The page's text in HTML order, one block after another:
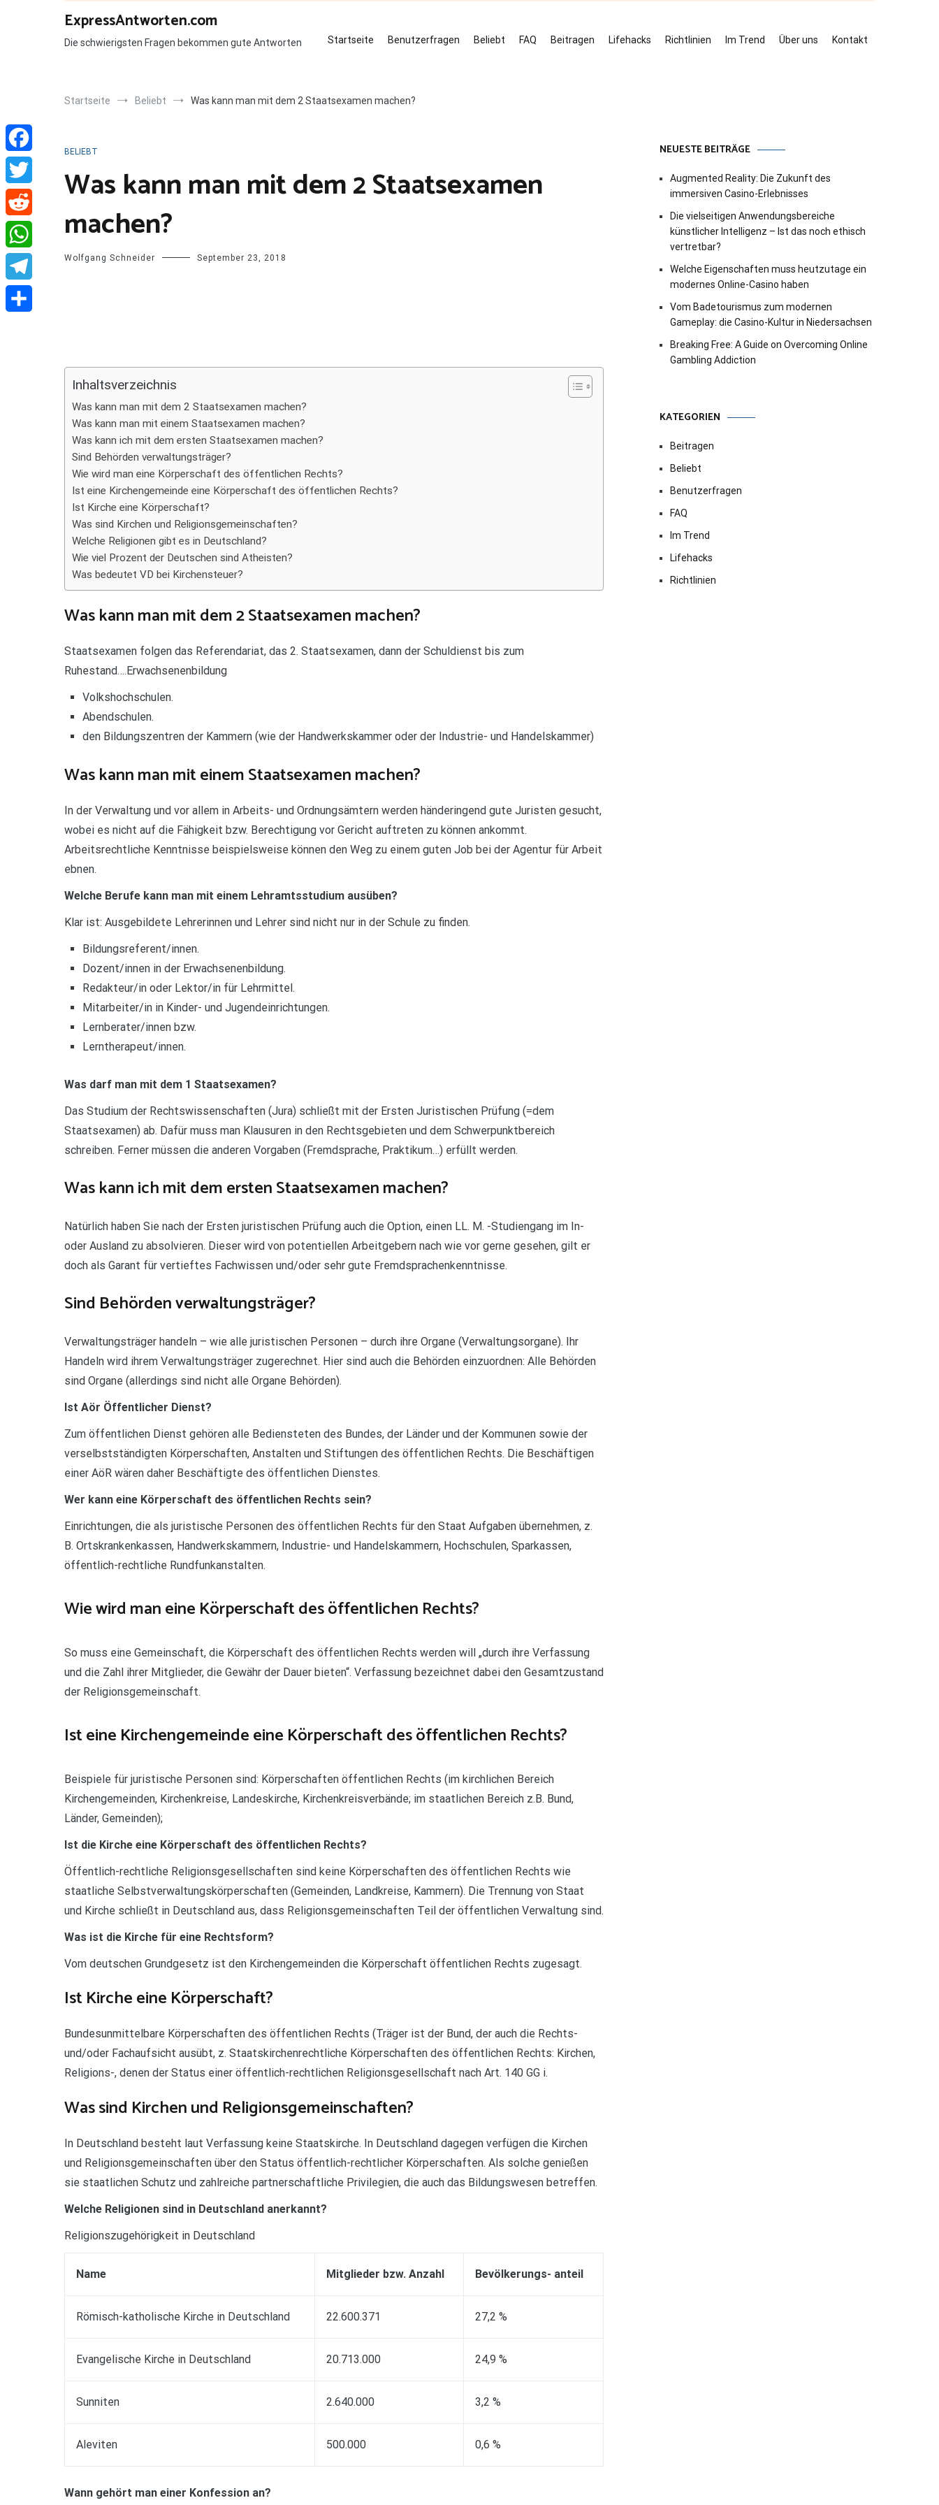
ExpressAntworten.com
Die schwierigsten Fragen bekommen gute Antworten Startseite Benutzerfragen Beliebt FAQ Beitragen Lifehacks Richtlinien Im Trend Über uns Kontakt
Startseite Beliebt Was kann man mit dem 2 Staatsexamen machen?
BELIEBT
Was kann man mit dem 2 Staatsexamen
machen?
Wolfgang Schneider September 23, 2018
Inhaltsverzeichnis
Was kann man mit dem 2 Staatsexamen machen?
Was kann man mit einem Staatsexamen machen?
Was kann ich mit dem ersten Staatsexamen machen?
Sind Behörden verwaltungsträger?
Wie wird man eine Körperschaft des öffentlichen Rechts?
Ist eine Kirchengemeinde eine Körperschaft des öffentlichen Rechts?
Ist Kirche eine Körperschaft?
Was sind Kirchen und Religionsgemeinschaften?
Welche Religionen gibt es in Deutschland?
Wie viel Prozent der Deutschen sind Atheisten?
Was bedeutet VD bei Kirchensteuer?
Was kann man mit dem 2 Staatsexamen machen?
Staatsexamen folgen das Referendariat, das 2. Staatsexamen, dann der Schuldienst bis zum
Ruhestand….Erwachsenenbildung
Volkshochschulen.
Abendschulen.
den Bildungszentren der Kammern (wie der Handwerkskammer oder der Industrie- und Handelskammer)
Was kann man mit einem Staatsexamen machen?
In der Verwaltung und vor allem in Arbeits- und Ordnungsämtern werden händeringend gute Juristen gesucht,
wobei es nicht auf die Fähigkeit bzw. Berechtigung vor Gericht auftreten zu können ankommt.
Arbeitsrechtliche Kenntnisse beispielsweise können den Weg zu einem guten Job bei der Agentur für Arbeit
ebnen.
Welche Berufe kann man mit einem Lehramtsstudium ausüben?
Klar ist: Ausgebildete Lehrerinnen und Lehrer sind nicht nur in der Schule zu finden.
Bildungsreferent/innen.
Dozent/innen in der Erwachsenenbildung.
Redakteur/in oder Lektor/in für Lehrmittel.
Mitarbeiter/in in Kinder- und Jugendeinrichtungen.
Lernberater/innen bzw.
Lerntherapeut/innen.
Was darf man mit dem 1 Staatsexamen?
Das Studium der Rechtswissenschaften (Jura) schließt mit der Ersten Juristischen Prüfung (=dem
Staatsexamen) ab. Dafür muss man Klausuren in den Rechtsgebieten und dem Schwerpunktbereich
schreiben. Ferner müssen die anderen Vorgaben (Fremdsprache, Praktikum…) erfüllt werden.
Was kann ich mit dem ersten Staatsexamen machen?
Natürlich haben Sie nach der Ersten juristischen Prüfung auch die Option, einen LL. M. -Studiengang im In-
oder Ausland zu absolvieren. Dieser wird von potentiellen Arbeitgebern nach wie vor gerne gesehen, gilt er
doch als Garant für vertieftes Fachwissen und/oder sehr gute Fremdsprachenkenntnisse.
Sind Behörden verwaltungsträger?
Verwaltungsträger handeln – wie alle juristischen Personen – durch ihre Organe (Verwaltungsorgane). Ihr
Handeln wird ihrem Verwaltungsträger zugerechnet. Hier sind auch die Behörden einzuordnen: Alle Behörden
sind Organe (allerdings sind nicht alle Organe Behörden).
Ist Aör Öffentlicher Dienst?
Zum öffentlichen Dienst gehören alle Bediensteten des Bundes, der Länder und der Kommunen sowie der
verselbstständigten Körperschaften, Anstalten und Stiftungen des öffentlichen Rechts. Die Beschäftigen
einer AöR wären daher Beschäftigte des öffentlichen Dienstes.
Wer kann eine Körperschaft des öffentlichen Rechts sein?
Einrichtungen, die als juristische Personen des öffentlichen Rechts für den Staat Aufgaben übernehmen, z.
B. Ortskrankenkassen, Handwerkskammern, Industrie- und Handelskammern, Hochschulen, Sparkassen,
öffentlich-rechtliche Rundfunkanstalten.
Wie wird man eine Körperschaft des öffentlichen Rechts?
So muss eine Gemeinschaft, die Körperschaft des öffentlichen Rechts werden will „durch ihre Verfassung
und die Zahl ihrer Mitglieder, die Gewähr der Dauer bieten“. Verfassung bezeichnet dabei den Gesamtzustand
der Religionsgemeinschaft.
Ist eine Kirchengemeinde eine Körperschaft des öffentlichen Rechts?
Beispiele für juristische Personen sind: Körperschaften öffentlichen Rechts (im kirchlichen Bereich
Kirchengemeinden, Kirchenkreise, Landeskirche, Kirchenkreisverbände; im staatlichen Bereich z.B. Bund,
Länder, Gemeinden);
Ist die Kirche eine Körperschaft des öffentlichen Rechts?
Öffentlich-rechtliche Religionsgesellschaften sind keine Körperschaften des öffentlichen Rechts wie
staatliche Selbstverwaltungskörperschaften (Gemeinden, Landkreise, Kammern). Die Trennung von Staat
und Kirche schließt in Deutschland aus, dass Religionsgemeinschaften Teil der öffentlichen Verwaltung sind.
Was ist die Kirche für eine Rechtsform?
Vom deutschen Grundgesetz ist den Kirchengemeinden die Körperschaft öffentlichen Rechts zugesagt.
Ist Kirche eine Körperschaft?
Bundesunmittelbare Körperschaften des öffentlichen Rechts (Träger ist der Bund, der auch die Rechts-
und/oder Fachaufsicht ausübt, z. Staatskirchenrechtliche Körperschaften des öffentlichen Rechts: Kirchen,
Religions-, denen der Status einer öffentlich-rechtlichen Religionsgesellschaft nach Art. 140 GG i.
Was sind Kirchen und Religionsgemeinschaften?
In Deutschland besteht laut Verfassung keine Staatskirche. In Deutschland dagegen verfügen die Kirchen
und Religionsgemeinschaften über den Status öffentlich-rechtlicher Körperschaften. Als solche genießen
sie staatlichen Schutz und zahlreiche partnerschaftliche Privilegien, die auch das Bildungswesen betreffen.
Welche Religionen sind in Deutschland anerkannt?
Religionszugehörigkeit in Deutschland
Name Mitglieder bzw. Anzahl Bevölkerungs- anteil
Römisch-katholische Kirche in Deutschland 22.600.371 27,2 %
Evangelische Kirche in Deutschland 20.713.000 24,9 %
Sunniten 2.640.000 3,2 %
Aleviten 500.000 0,6 %
Wann gehört man einer Konfession an?
NEUESTE BEITRÄGE
Augmented Reality: Die Zukunft des
immersiven Casino-Erlebnisses
Die vielseitigen Anwendungsbereiche
künstlicher Intelligenz – Ist das noch ethisch
vertretbar?
Welche Eigenschaften muss heutzutage ein
modernes Online-Casino haben
Vom Badetourismus zum modernen
Gameplay: die Casino-Kultur in Niedersachsen
Breaking Free: A Guide on Overcoming Online
Gambling Addiction
KATEGORIEN
Beitragen
Beliebt
Benutzerfragen
FAQ
Im Trend
Lifehacks
Richtlinien
Facebook
Twitter
Reddit
WhatsApp
Telegram